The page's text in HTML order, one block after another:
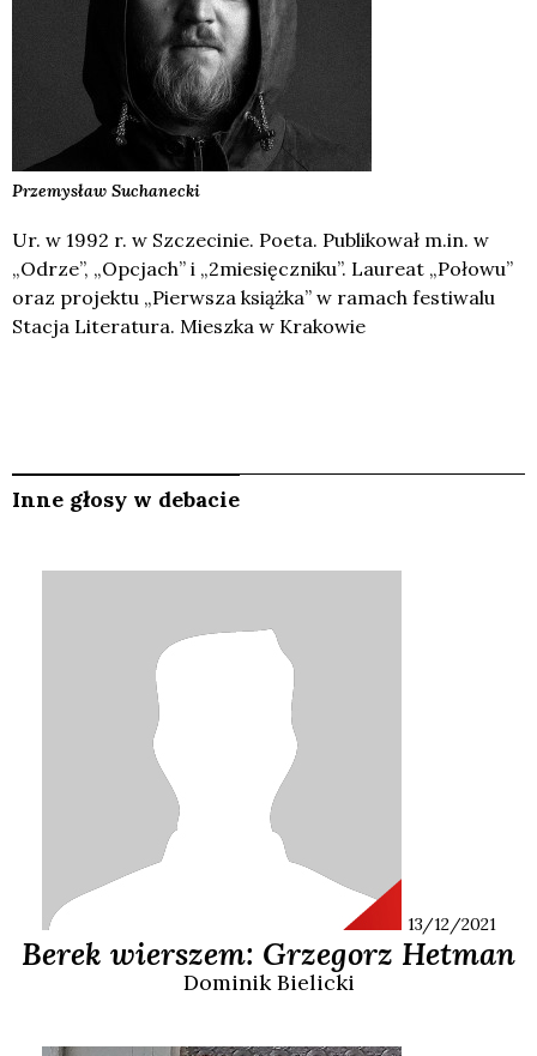
Przemysław Suchanecki
Ur. w 1992 r. w Szczecinie. Poeta. Publikował m.in. w
„Odrze”, „Opcjach” i „2miesięczniku”. Laureat „Połowu”
oraz projektu „Pierwsza książka” w ramach festiwalu
Stacja Literatura. Mieszka w Krakowie
Inne głosy w debacie
13/12/2021
Berek wierszem: Grzegorz Hetman
DominikBielicki